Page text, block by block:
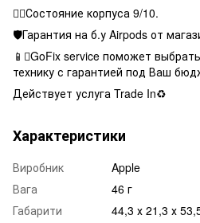
👌🏻Состояние корпуса 9/10.
🛡Гарантия на б.у Airpods от
📱GoFix service поможет
технику с гарантией под Ваш
Действует услуга Trade In♻️
Характеристики
Виробник
Apple
Вага
46 г
Габарити
44,3 х 21,3 х